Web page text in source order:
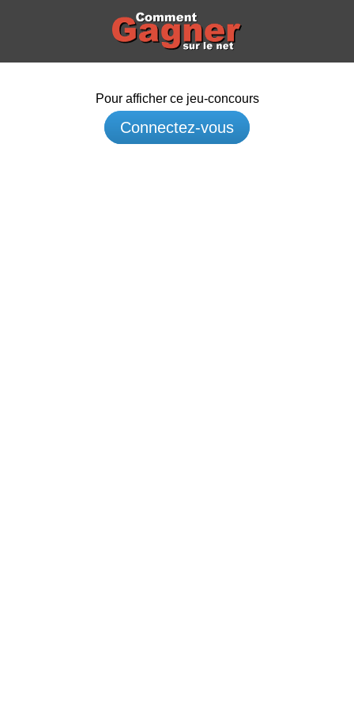
Pour afficher ce jeu-concours
Connectez-vous